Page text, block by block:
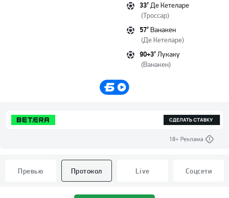
Де Кетеларе
33’
(Троссар)
Ванакен
57’
(Де Кетеларе)
Лукаку
90+3’
(Ванакен)
Превью Протокол Live Соцсети